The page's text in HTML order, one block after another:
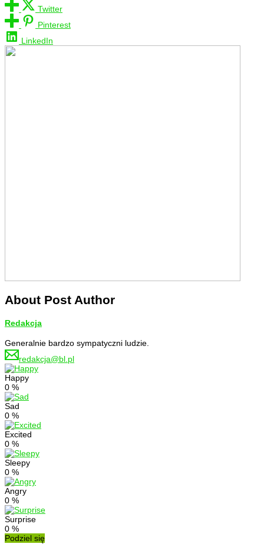
Twitter
Pinterest
LinkedIn
About Post Author
Redakcja
Generalnie bardzo sympatyczni ludzie.
redakcja@bl.pl
Happy
0 %
Sad
0 %
Excited
0 %
Sleepy
0 %
Angry
0 %
Surprise
0 %
Podziel się